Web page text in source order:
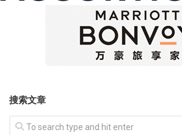
搜索文章